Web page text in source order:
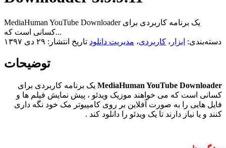
MediaHuman YouTube Downloader یک برنامه کاربردی برای
کسانی است که...
دسته‌بندی: ابزار ، کاربردی، مدیریت دانلود تاریخ انتشار: ۲۹ دی ۱۳۹۷
توضیحات
MediaHuman YouTube Downloader یک برنامه کاربردی برای
کسانی است که می خواهند موزیک ویدئو ، پیش نمایش فیلم ها و
فایل هایی را به صورت آفلاین بر روی کامپیوتر مک خود نگه داری
کنند و یا نیاز دارند تا یک ویدئو را دانلود کند .